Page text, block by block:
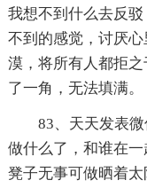
我想不到什么去反
不到的感觉，讨厌
漠，将所有人都拒
了一角，无法填满。
83、天天发表
做什么了，和谁在
凳子无事可做晒着